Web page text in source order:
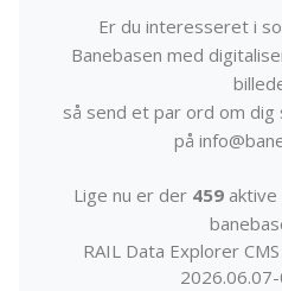
Er du interesseret i
Banebasen med
så send et par ord om
på
Lige nu er der 459aktive
RAIL Data Explorer